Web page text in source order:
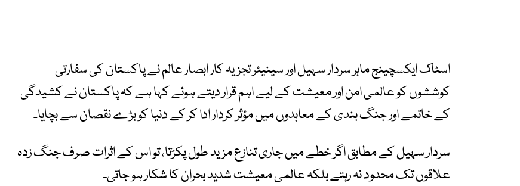
اسٹاک ایکسچینج ماہر سردار سہیل اور سینیئر تجزیہ کار ابصار عالم نے پاکستان کی سفارتی
کوششوں کو عالمی امن اور معیشت کے لیے اہم قرار دیتے ہوئے کہا ہے کہ پاکستان نے کشیدگی
کے خاتمے اور جنگ بندی کے معاہدوں میں مؤثر کردار ادا کر کے دنیا کو بڑے نقصان سے بچایا۔
سردار سہیل کے مطابق اگر خطے میں جاری تنازع مزید طول پکڑتا، تو اس کے اثرات صرف جنگ زدہ
علاقوں تک محدود نہ رہتے بلکہ عالمی معیشت شدید بحران کا شکار ہو جاتی۔